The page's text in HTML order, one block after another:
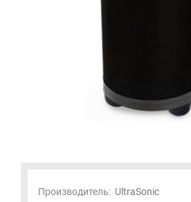
Производитель: UltraSonic